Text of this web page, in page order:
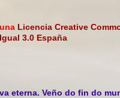
Licencia Creative
3.0 España
eterna. Veño do fin do